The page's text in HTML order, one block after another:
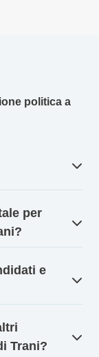
politica a
per
e
Trani?